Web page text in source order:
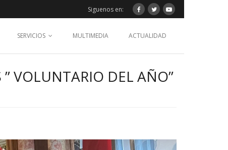
Siguenos en:
SERVICIOS MULTIMEDIA ACTUALIDAD
VOLUNTARIO DEL AÑO”